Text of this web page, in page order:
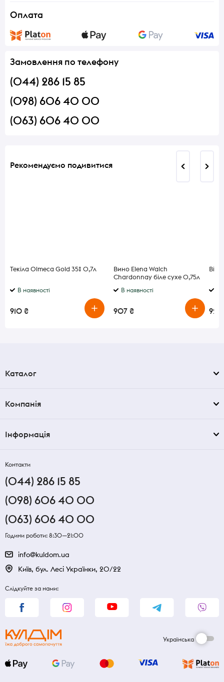
Оплата
Замовлення по телефону
(044) 286 15 85
(098) 606 40 00
(063) 606 40 00
Рекомендуємо подивитися
Текіла Olmeca Gold 35% 0,7л
В наявності
910 ₴
Вино Elena Walch
Chardonnay біле сухе 0,75л
В наявності
907 ₴
Каталог
Компанія
Інформація
Контакти
(044) 286 15 85
(098) 606 40 00
(063) 606 40 00
Години роботи: 8:30—21:00
info@kuldom.ua
Київ, бул. Лесі Українки, 20/22
Слідкуйте за нами:
Українська